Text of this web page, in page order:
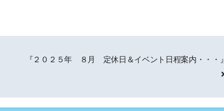
『２０２５年 ８月 定休日＆イベント日程案内・・・』